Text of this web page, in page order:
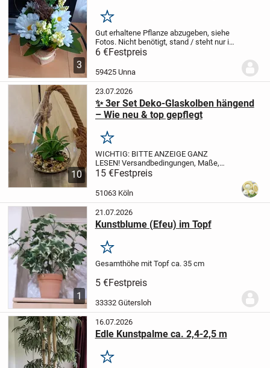
3
Merken
Gut erhaltene Pflanze abzugeben, siehe
Fotos. Nicht benötigt, stand / steht nur im
Schrank.Gesamthöhe ca 30 cm.
Selbstabholer !
Rücknahme, keine Garantie, keine...
6 €Festpreis
59425 Unna
10
23.07.2026
✨ 3er Set Deko-Glaskolben hängend
– Wie neu & top gepflegt
Merken
WICHTIG: BITTE ANZEIGE GANZ
LESEN! Versandbedingungen, Maße,
Preis & Status stehen alle schon hier im
Text. Bitte habt Verständnis, dass ich auf
Fragen zu bereits genannten Infos nicht
15 €Festpreis
51063 Köln
1
21.07.2026
Kunstblume (Efeu) im Topf
Merken
Gesamthöhe mit Topf ca. 35 cm
5 €Festpreis
33332 Gütersloh
16.07.2026
Edle Kunstpalme ca. 2,4-2,5 m
Merken